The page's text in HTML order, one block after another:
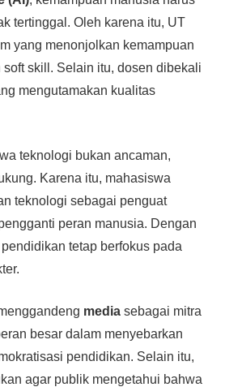
tertinggal. Oleh karena itu, UT
yang menonjolkan kemampuan
skill. Selain itu, dosen dibekali
mengutamakan kualitas
teknologi bukan ancaman,
Karena itu, mahasiswa
teknologi sebagai penguat
peran manusia. Dengan
tetap berfokus pada
mediasebagai mitra
besar dalam menyebarkan
pendidikan. Selain itu,
agar publik mengetahui bahwa